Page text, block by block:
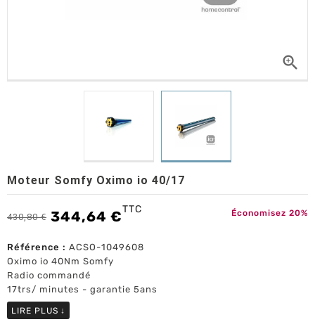

Moteur Somfy Oximo io 40/17
430,80 € 344,64 €TTC Économisez 20%
Référence : ACSO-1049608
Oximo io 40Nm Somfy
Radio commandé
17trs/ minutes - garantie 5ans
LIRE PLUS ↓